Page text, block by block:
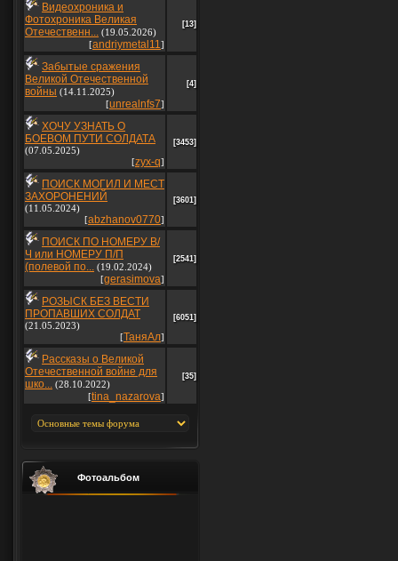
Видеохроника и
Фотохроника Великая
Отечественн... (19.05.2026)
[andriymetal11]
[13]
Забытые сражения
Великой Отечественной
войны (14.11.2025)
[unrealnfs7]
[4]
ХОЧУ УЗНАТЬ О
БОЕВОМ ПУТИ СОЛДАТА
(07.05.2025)
[zyx-q]
[3453]
ПОИСК МОГИЛ И МЕСТ
ЗАХОРОНЕНИЙ
(11.05.2024)
[abzhanov0770]
[3601]
ПОИСК ПО НОМЕРУ В/
Ч или НОМЕРУ П/П
(полевой по... (19.02.2024)
[gerasimova]
[2541]
РОЗЫСК БЕЗ ВЕСТИ
ПРОПАВШИХ СОЛДАТ
(21.05.2023)
[ТаняАл]
[6051]
Рассказы о Великой
Отечественной войне для
шко... (28.10.2022)
[tina_nazarova]
[35]
Фотоальбом